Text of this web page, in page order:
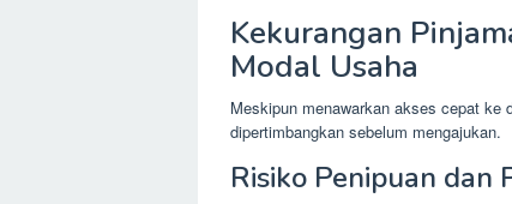
Kekurangan
Modal Usaha
Meskipun menawarkan akses cepat ke
dipertimbangkan sebelum mengajukan.
Risiko Penipuan dan